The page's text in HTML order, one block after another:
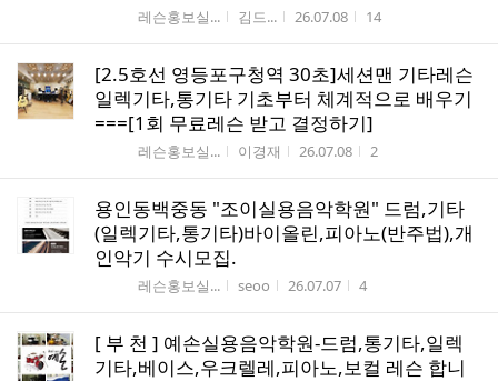
게시판명
레슨홍보실... 작성자
김드... 작성시간
26.07.08 조회수
14
[2.5호선 영등포구청역 30초]세션맨 기타레슨
일렉기타,통기타 기초부터 체계적으로 배우기
===[1회 무료레슨 받고 결정하기]
게시판명
레슨홍보실... 작성자
이경재 작성시간
26.07.08 조회수
2
용인동백중동 "조이실용음악학원" 드럼,기타
(일렉기타,통기타)바이올린,피아노(반주법),개
인악기 수시모집.
게시판명
레슨홍보실... 작성자
seoo 작성시간
26.07.07 조회수
4
[ 부 천 ] 예손실용음악학원-드럼,통기타,일렉
기타,베이스,우크렐레,피아노,보컬 레슨 합니